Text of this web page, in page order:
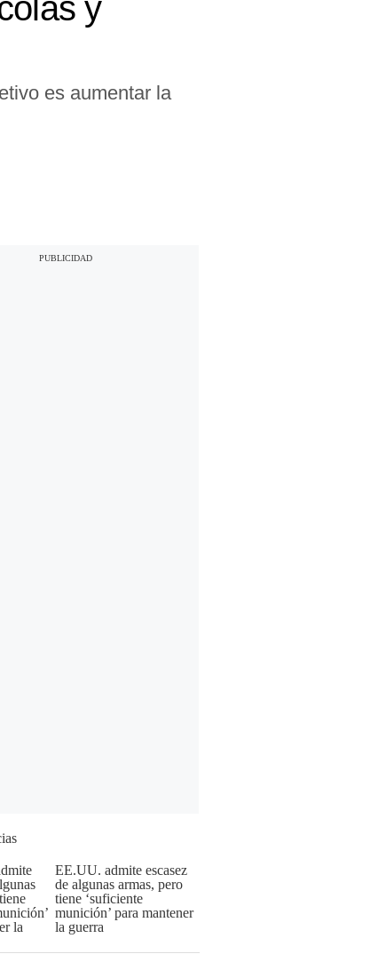
y
es aumentar la
EE.UU. admite escasez
de algunas armas, pero
tiene ‘suficiente
munición’ para mantener
la guerra